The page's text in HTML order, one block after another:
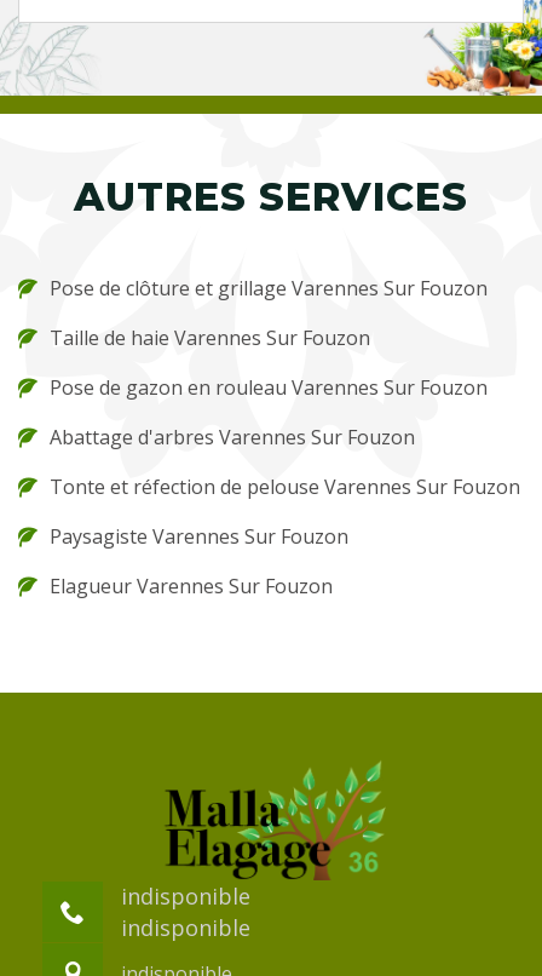
AUTRES SERVICES
Pose de clôture et grillage Varennes Sur Fouzon
Taille de haie Varennes Sur Fouzon
Pose de gazon en rouleau Varennes Sur Fouzon
Abattage d'arbres Varennes Sur Fouzon
Tonte et réfection de pelouse Varennes Sur Fouzon
Paysagiste Varennes Sur Fouzon
Elagueur Varennes Sur Fouzon
indisponible
indisponible